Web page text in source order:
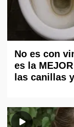
No es con
es la
las canillas